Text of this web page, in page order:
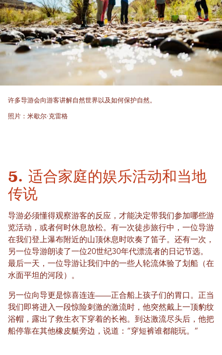
许多导游会向游客讲解自然世界以及如何保护自然。
照片：米歇尔·克雷格
5. 适合家庭的娱乐活动和当地
传说
导游必须懂得观察游客的反应，才能决定带我们参加哪些游
览活动，或者何时休息放松。有一次徒步旅行中，一位导游
在我们登上瀑布附近的山顶休息时吹奏了笛子。还有一次，
另一位导游朗读了一位20世纪30年代漂流者的日记节选。
最后一天，一位导游让我们中的一些人轮流体验了划船（在
水面平坦的河段）。
另一位向导更是惊喜连连——正合船上孩子们的胃口。正当
我们即将进入一段惊险刺激的激流时，他突然戴上一顶豹纹
浴帽，露出了救生衣下穿着的长袍。到达激流尽头后，他把
船停靠在其他橡皮艇旁边，说道：“穿短裤谁都能玩。”